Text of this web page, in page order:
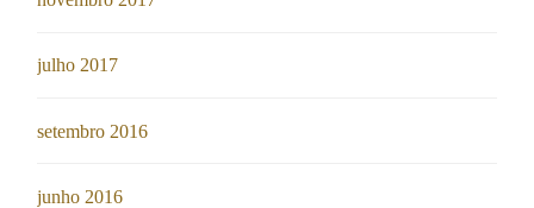
julho 2017
setembro 2016
junho 2016